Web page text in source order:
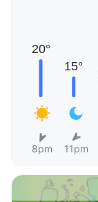
8pm 11pm